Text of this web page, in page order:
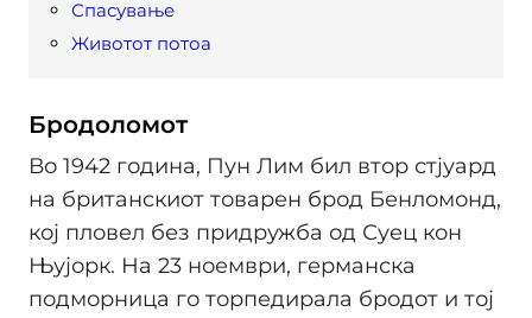
Спасување
Животот потоа
Бродоломот
Во 1942 година, Пун Лим бил втор стјуард
на британскиот товарен брод Бенломонд,
кој пловел без придружба од Суец кон
Њујорк. На 23 ноември, германска
подморница го торпедирала бродот и тој